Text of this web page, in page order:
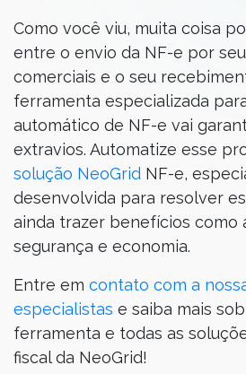
Como você viu, muita coisa
entre o envio da NF-e por
comerciais e o seu
ferramenta especializada
automático de NF-e vai
extravios. Automatize esse
solução NeoGrid NF-e,
desenvolvida para resolver
ainda trazer benefícios como
segurança e economia.
Entre em contato com a
especialistas e saiba mais
ferramenta e todas as
fiscal da NeoGrid!